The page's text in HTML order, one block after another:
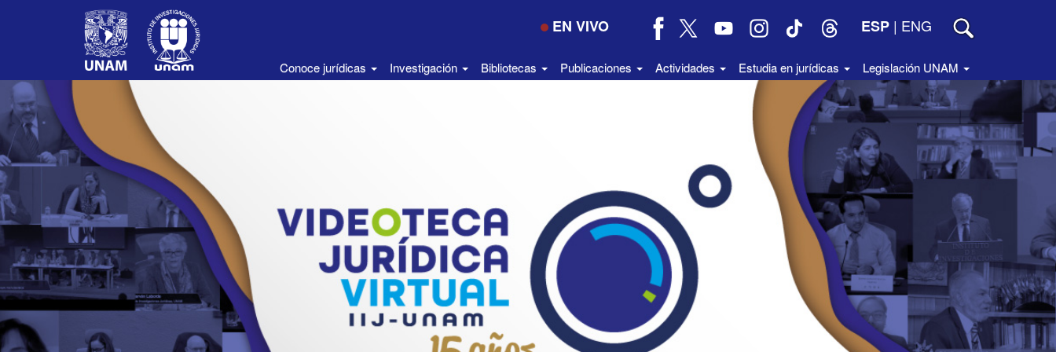
EN VIVO ESP | ENG
Conoce jurídicas Investigación Bibliotecas Publicaciones Actividades Estudia en jurídicas Legislación UNAM